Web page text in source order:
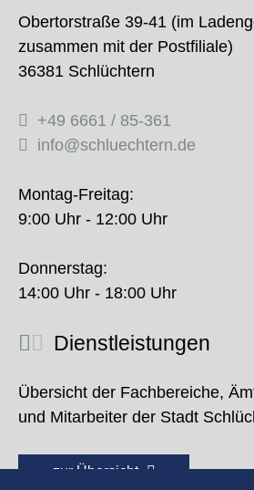
Obertorstraße 39-41 (im
zusammen mit der Postfiliale)
36381 Schlüchtern
+49 6661 / 85-361
info@schluechtern.de
Montag-Freitag:
9:00 Uhr - 12:00 Uhr
Donnerstag:
14:00 Uhr - 18:00 Uhr
Dienstleistungen
Übersicht der Fachbereiche,
und Mitarbeiter der Stadt
zur Übersicht